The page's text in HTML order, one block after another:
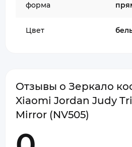
форма
Цвет
Отзывы о Зеркало
Xiaomi Jordan Judy
Mirror (NV505)